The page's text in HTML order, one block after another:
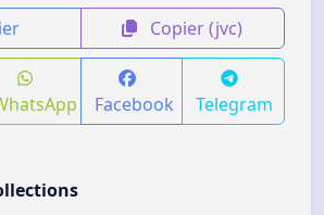
Copier (jvc)
Facebook Telegram